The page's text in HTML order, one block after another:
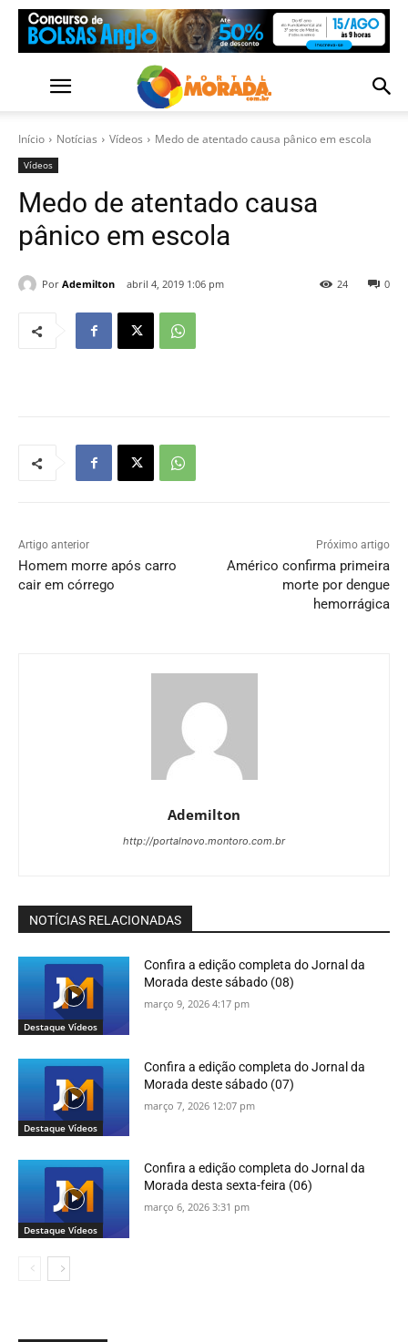
Início Notícias Vídeos Medo de atentado causa pânico em escola
Vídeos
Medo de atentado causa
pânico em escola
Por Ademilton abril 4, 2019 1:06 pm 0
24
Artigo anterior
Homem morre após carro
cair em córrego
Próximo artigo
Américo confirma primeira
morte por dengue
hemorrágica
Ademilton
http://portalnovo.montoro.com.br
NOTÍCIAS RELACIONADAS
Destaque Vídeos
Confira a edição completa do Jornal da
Morada deste sábado (08)
março 9, 2026 4:17 pm
Destaque Vídeos
Confira a edição completa do Jornal da
Morada deste sábado (07)
março 7, 2026 12:07 pm
Destaque Vídeos
Confira a edição completa do Jornal da
Morada desta sexta-feira (06)
março 6, 2026 3:31 pm